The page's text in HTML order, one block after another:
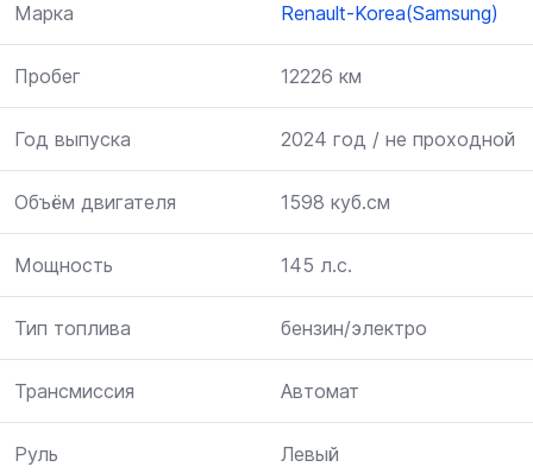
Марка Renault-Korea(Samsung)
Пробег 12226 км
Год выпуска 2024 год / не проходной
Объём двигателя 1598 куб.см
Мощность 145 л.с.
Тип топлива бензин/электро
Трансмиссия Автомат
Руль Левый